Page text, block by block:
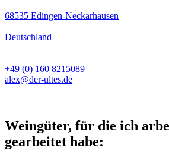
68535 Edingen-Neckarhausen
Deutschland
+49 (0) 160 8215089
alex@der-ultes.de
Weingüter, für die ich
gearbeitet habe: